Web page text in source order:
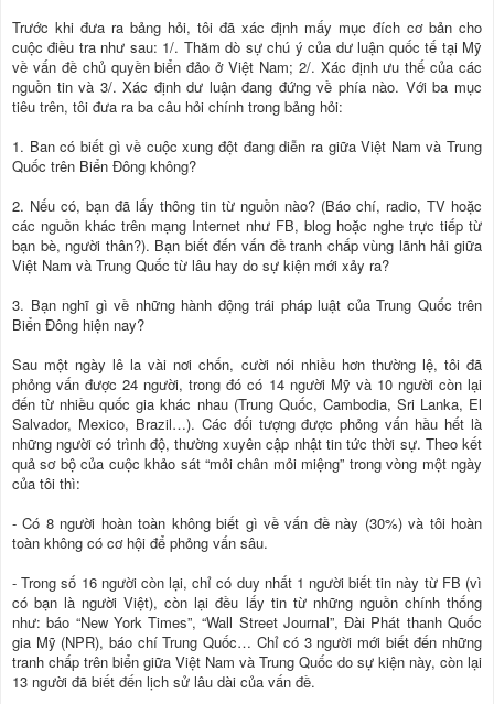
Trước khi đưa ra bảng hỏi, tôi đã xác định mấy mục đích cơ bản cho
cuộc điều tra như sau: 1/. Thăm dò sự chú ý của dư luận quốc tế tại Mỹ
về vấn đề chủ quyền biển đảo ở Việt Nam; 2/. Xác định ưu thế của các
nguồn tin và 3/. Xác định dư luận đang đứng về phía nào. Với ba mục
tiêu trên, tôi đưa ra ba câu hỏi chính trong bảng hỏi:
1. Ban có biết gì về cuộc xung đột đang diễn ra giữa Việt Nam và Trung
Quốc trên Biển Đông không?
2. Nếu có, bạn đã lấy thông tin từ nguồn nào? (Báo chí, radio, TV hoặc
các nguồn khác trên mạng Internet như FB, blog hoặc nghe trực tiếp từ
bạn bè, người thân?). Bạn biết đến vấn đề tranh chấp vùng lãnh hải giữa
Việt Nam và Trung Quốc từ lâu hay do sự kiện mới xảy ra?
3. Bạn nghĩ gì về những hành động trái pháp luật của Trung Quốc trên
Biển Đông hiện nay?
Sau một ngày lê la vài nơi chốn, cười nói nhiều hơn thường lệ, tôi đã
phỏng vấn được 24 người, trong đó có 14 người Mỹ và 10 người còn lại
đến từ nhiều quốc gia khác nhau (Trung Quốc, Cambodia, Sri Lanka, El
Salvador, Mexico, Brazil…). Các đối tượng được phỏng vấn hầu hết là
những người có trình độ, thường xuyên cập nhật tin tức thời sự. Theo kết
quả sơ bộ của cuộc khảo sát “mỏi chân mỏi miệng” trong vòng một ngày
của tôi thì:
- Có 8 người hoàn toàn không biết gì về vấn đề này (30%) và tôi hoàn
toàn không có cơ hội để phỏng vấn sâu.
- Trong số 16 người còn lại, chỉ có duy nhất 1 người biết tin này từ FB (vì
có bạn là người Việt), còn lại đều lấy tin từ những nguồn chính thống
như: báo “New York Times”, “Wall Street Journal”, Đài Phát thanh Quốc
gia Mỹ (NPR), báo chí Trung Quốc… Chỉ có 3 người mới biết đến những
tranh chấp trên biển giữa Việt Nam và Trung Quốc do sự kiện này, còn lại
13 người đã biết đến lịch sử lâu dài của vấn đề.